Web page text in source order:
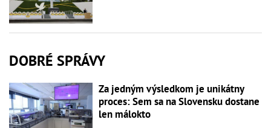
DOBRÉ SPRÁVY
Za jedným výsledkom je unikátny
proces: Sem sa na Slovensku dostane
len málokto